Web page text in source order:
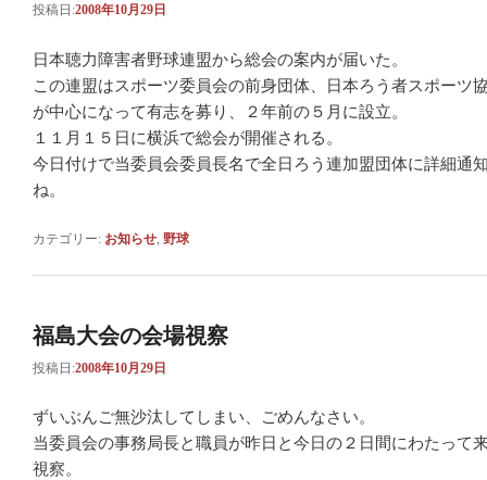
投稿日:2008年10月29日
日本聴力障害者野球連盟から総会の案内が届いた。
この連盟はスポーツ委員会の前身団体、日本ろう者スポーツ
が中心になって有志を募り、２年前の５月に設立。
１１月１５日に横浜で総会が開催される。
今日付けで当委員会委員長名で全日ろう連加盟団体に詳細通
ね。
カテゴリー: お知らせ, 野球
福島大会の会場視察
投稿日:2008年10月29日
ずいぶんご無沙汰してしまい、ごめんなさい。
当委員会の事務局長と職員が昨日と今日の２日間にわたって
視察。